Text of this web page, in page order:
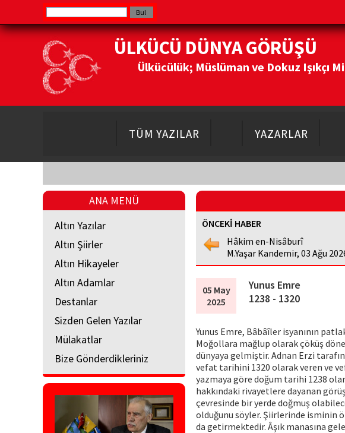
ÜLKÜCÜ DÜNYA GÖRÜŞÜ
Ülkücülük; Müslüman ve Dokuz Işıkçı
TÜM YAZILAR YAZARLAR
ANA MENÜ
Altın Yazılar
Altın Şiirler
Altın Hikayeler
Altın Adamlar
Destanlar
Sizden Gelen Yazılar
Mülakatlar
Bize Gönderdikleriniz
ÖNCEKİ HABER
Hâkim en-Nisâburî
M.Yaşar Kandemir, 03 Ağu
05 May
2025
Yunus Emre
1238 - 1320
Yunus Emre, Bâbâîler isyanının
Moğollara mağlup olarak çöküş
dünyaya gelmiştir. Adnan Erzi
vefat tarihini 1320 olarak veren ve
yazmaya göre doğum tarihi 1238
hakkındaki rivayetlere dayanan
çevresinde bir yerde doğmuş
olduğunu söyler. Şiirlerinde isminin
da getirmektedir. Âşık manasına